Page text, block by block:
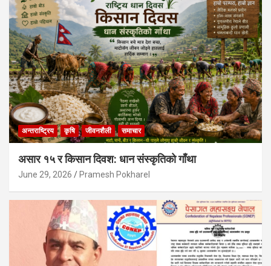
अन्तराष्ट्रिय कृषि जीवनशैली समाचार
असार १५ र किसान दिवश: धान संस्कृतिको गाँथा
June 29, 2026 Pramesh Pokharel